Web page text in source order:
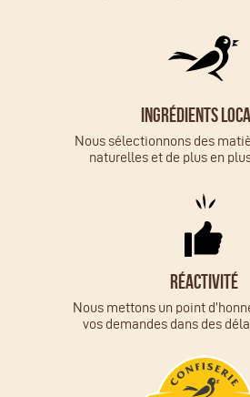
Ingrédients
Nous sélectionnons des
naturelles et de plus en
Réactivité
Nous mettons un point
vos demandes dans des